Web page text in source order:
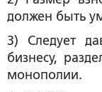
должен быть
3) Следует
бизнесу,
монополии.